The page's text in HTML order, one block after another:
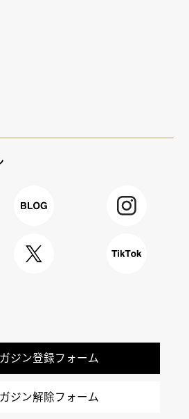
ジン登録フォーム
ジン解除フォーム